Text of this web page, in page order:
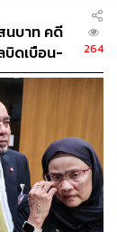
ว THE
นบาท คดี
ดเบือน-
264